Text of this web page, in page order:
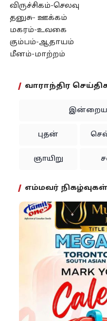
விருச்சிகம்-செலவு
தனுசு- ஊக்கம்
மகரம்-உவகை
கும்பம்-ஆதாயம்
மீனம்-மாற்றம்
வாராந்திர
இன்றைய
புதன்
ஞாயிறு
எம்மவர் நிகழ்வுகள்